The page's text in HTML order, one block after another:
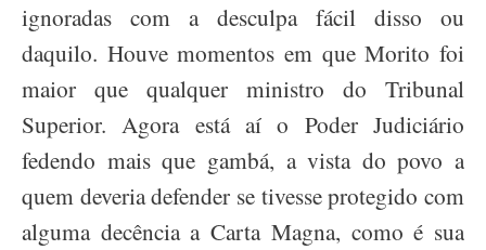
ignoradas com a desculpa fácil disso ou
daquilo. Houve momentos em que Morito foi
maior que qualquer ministro do Tribunal
Superior. Agora está aí o Poder Judiciário
fedendo mais que gambá, a vista do povo a
quem deveria defender se tivesse protegido com
alguma decência a Carta Magna, como é sua